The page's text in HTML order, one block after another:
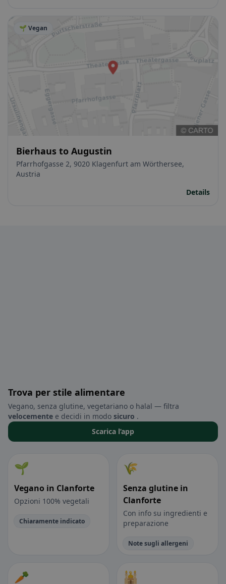
🌱 Vegan
Bierhaus to Augustin
Pfarrhofgasse 2, 9020 Klagenfurt am Wörthersee,
Austria
Details
Trova per stile alimentare
Vegano, senza glutine, vegetariano o halal — filtra
velocemente e decidi in modo sicuro .
Scarica l’app
🌱
Vegano in Clanforte
Opzioni 100% vegetali
Chiaramente indicato
🌾
Senza glutine in
Clanforte
Con info su ingredienti e
preparazione
Note sugli allergeni
🥕 🕌